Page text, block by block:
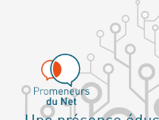
principal